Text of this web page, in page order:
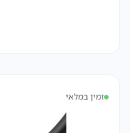
זמין במלאי